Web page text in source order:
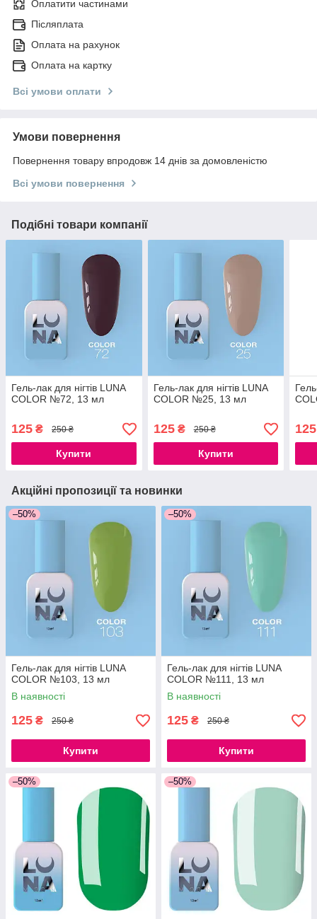
Оплатити частинами
Післяплата
Оплата на рахунок
Оплата на картку
Всі умови оплати
Умови повернення
Повернення товару впродовж 14 днів за домовленістю
Всі умови повернення
Подібні товари компанії
Гель-лак для нігтів LUNA
COLOR №72, 13 мл
125 ₴ 250 ₴
Купити
Гель-лак для нігтів LUNA
COLOR №25, 13 мл
125₴ 250 ₴
Купити
125
Акційні пропозиції та новинки
–50%
Гель-лак для нігтів LUNA
COLOR №103, 13 мл
В наявності
125 ₴ 250 ₴
Купити
–50%
Гель-лак для нігтів LUNA
COLOR №111, 13 мл
В наявності
125 ₴ 250 ₴
Купити
–50% –50%